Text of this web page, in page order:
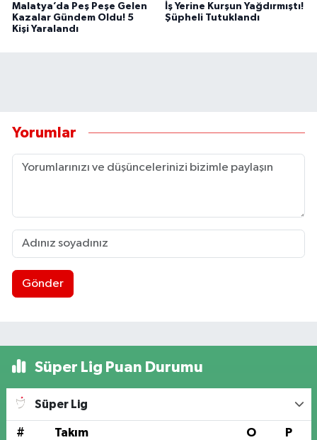
Malatya’da Peş Peşe Gelen
Kazalar Gündem Oldu! 5
Kişi Yaralandı
İş Yerine Kurşun Yağdırmıştı!
Şüpheli Tutuklandı
Yorumlar
Gönder
Süper Lig Puan Durumu
Süper Lig
# Takım O P